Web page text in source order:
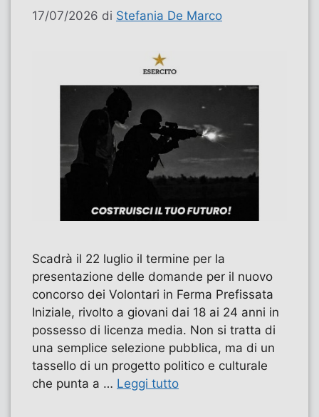
17/07/2026 di Stefania De Marco
Scadrà il 22 luglio il termine per la
presentazione delle domande per il nuovo
concorso dei Volontari in Ferma Prefissata
Iniziale, rivolto a giovani dai 18 ai 24 anni in
possesso di licenza media. Non si tratta di
una semplice selezione pubblica, ma di un
tassello di un progetto politico e culturale
che punta a … Leggi tutto